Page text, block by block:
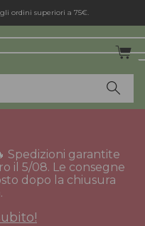
ordini superiori a 75€.
Spedizioni garantite
il 5/08. Le consegne
dopo la chiusura